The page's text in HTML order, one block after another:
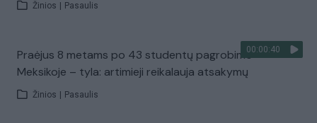
Žinios Pasaulis
00:00:40
Praėjus 8 metams po 43 studentų pagrobimo
Meksikoje – tyla: artimieji reikalauja atsakymų
Žinios Pasaulis